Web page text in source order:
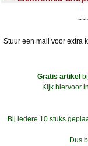
Stuur een mail voor extra
Gratis artikel
Kijk hiervoor
Bij iedere 10 stuks
Dus